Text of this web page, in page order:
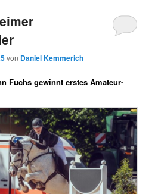
von Daniel Kemmerich
Fuchs gewinnt erstes Amateur-